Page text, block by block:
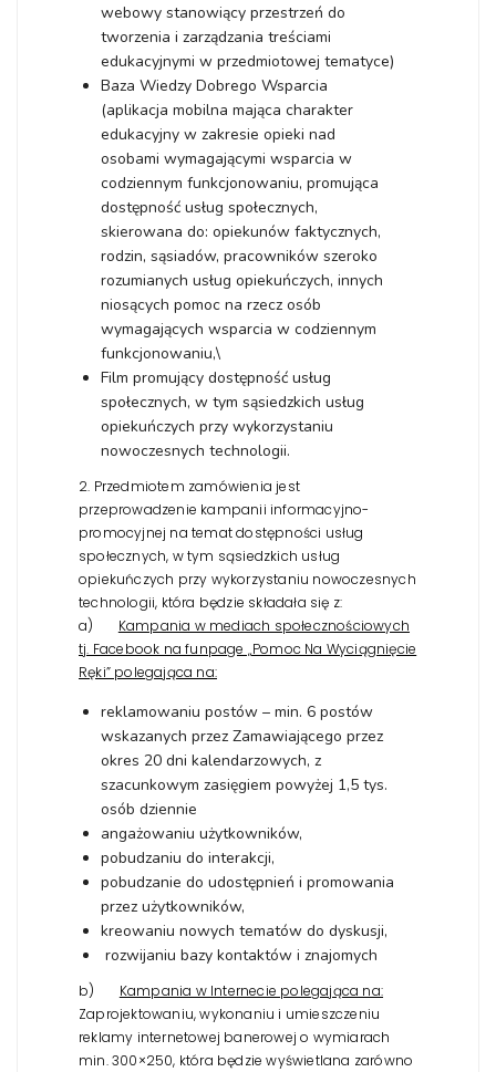
webowy stanowiący przestrzeń do
tworzenia i zarządzania treściami
edukacyjnymi w przedmiotowej tematyce)
Baza Wiedzy Dobrego Wsparcia
(aplikacja mobilna mająca charakter
edukacyjny w zakresie opieki nad
osobami wymagającymi wsparcia w
codziennym funkcjonowaniu, promująca
dostępność usług społecznych,
skierowana do: opiekunów faktycznych,
rodzin, sąsiadów, pracowników szeroko
rozumianych usług opiekuńczych, innych
niosących pomoc na rzecz osób
wymagających wsparcia w codziennym
funkcjonowaniu,\
Film promujący dostępność usług
społecznych, w tym sąsiedzkich usług
opiekuńczych przy wykorzystaniu
nowoczesnych technologii.
2. Przedmiotem zamówienia jest
przeprowadzenie kampanii informacyjno-
promocyjnej na temat dostępności usług
społecznych, w tym sąsiedzkich usług
opiekuńczych przy wykorzystaniu nowoczesnych
technologii, która będzie składała się z:
a) Kampania w mediach społecznościowych
tj. Facebook na funpage „Pomoc Na Wyciągnięcie
Ręki” polegająca na:
reklamowaniu postów – min. 6 postów
wskazanych przez Zamawiającego przez
okres 20 dni kalendarzowych, z
szacunkowym zasięgiem powyżej 1,5 tys.
osób dziennie
angażowaniu użytkowników,
pobudzaniu do interakcji,
pobudzanie do udostępnień i promowania
przez użytkowników,
kreowaniu nowych tematów do dyskusji,
rozwijaniu bazy kontaktów i znajomych
b) Kampania w Internecie polegająca na:
Zaprojektowaniu, wykonaniu i umieszczeniu
reklamy internetowej banerowej o wymiarach
min. 300×250, która będzie wyświetlana zarówno